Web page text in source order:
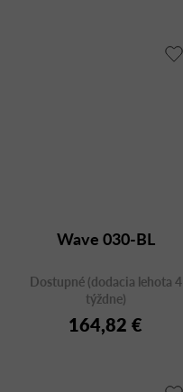
Wave 030-BL
Dostupné (dodacia lehota 4
týždne)
164,82 €